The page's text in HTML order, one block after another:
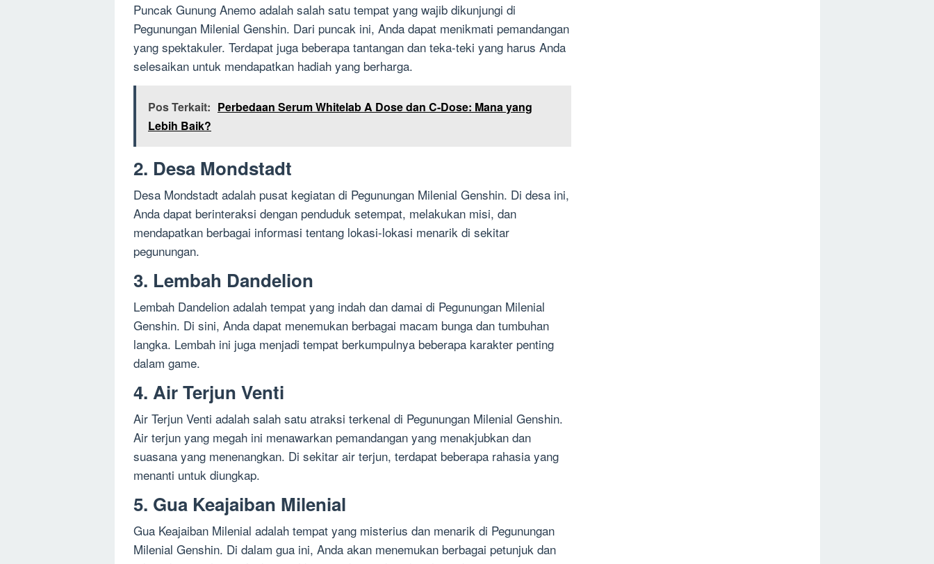
Puncak Gunung Anemo adalah salah satu tempat yang wajib dikunjungi di
Pegunungan Milenial Genshin. Dari puncak ini, Anda dapat menikmati pemandangan
yang spektakuler. Terdapat juga beberapa tantangan dan teka-teki yang harus Anda
selesaikan untuk mendapatkan hadiah yang berharga.
Pos Terkait: Perbedaan Serum Whitelab A Dose dan C-Dose: Mana yang
Lebih Baik?
2. Desa Mondstadt
Desa Mondstadt adalah pusat kegiatan di Pegunungan Milenial Genshin. Di desa ini,
Anda dapat berinteraksi dengan penduduk setempat, melakukan misi, dan
mendapatkan berbagai informasi tentang lokasi-lokasi menarik di sekitar
pegunungan.
3. Lembah Dandelion
Lembah Dandelion adalah tempat yang indah dan damai di Pegunungan Milenial
Genshin. Di sini, Anda dapat menemukan berbagai macam bunga dan tumbuhan
langka. Lembah ini juga menjadi tempat berkumpulnya beberapa karakter penting
dalam game.
4. Air Terjun Venti
Air Terjun Venti adalah salah satu atraksi terkenal di Pegunungan Milenial Genshin.
Air terjun yang megah ini menawarkan pemandangan yang menakjubkan dan
suasana yang menenangkan. Di sekitar air terjun, terdapat beberapa rahasia yang
menanti untuk diungkap.
5. Gua Keajaiban Milenial
Gua Keajaiban Milenial adalah tempat yang misterius dan menarik di Pegunungan
Milenial Genshin. Di dalam gua ini, Anda akan menemukan berbagai petunjuk dan